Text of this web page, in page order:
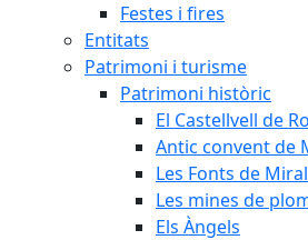
Festes i fires
Entitats
Patrimoni i turisme
Patrimoni històric
El Castellvell de
Antic convent de
Les Fonts de
Les mines de
Els Àngels